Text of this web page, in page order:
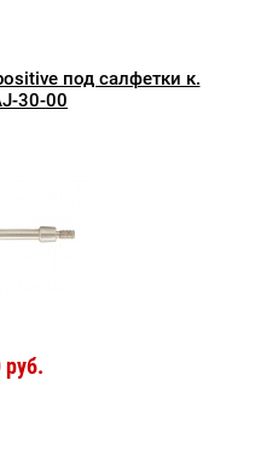
под салфетки к.
30-00
руб.